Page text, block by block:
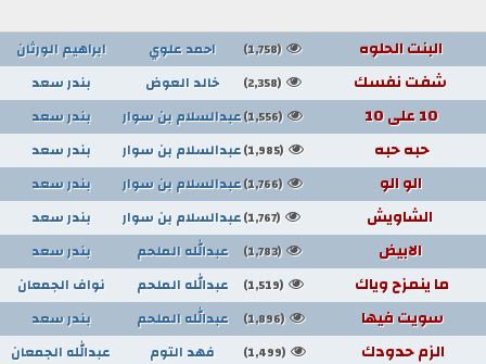
البنت الحلوه (1,758) احمد علوي ابراهيم الورثان
شفت نفسك (2,358) خالد العوض بندر سعد
10 على 10 (1,556) عبدالسلام بن سوار بندر سعد
حبه حبه (1,985) عبدالسلام بن سوار بندر سعد
الو الو (1,766) عبدالسلام بن سوار بندر سعد
الشاويش (1,767) عبدالسلام بن سوار بندر سعد
الابيض (1,783) عبدالله الملحم بندر سعد
ما ينمزح وياك (1,519) عبدالله الملحم نواف الجمعان
سويت فيها (1,896) عبدالله الملحم بندر سعد
الزم حدودك (1,499) فهد التوم عبدالله الجمعان